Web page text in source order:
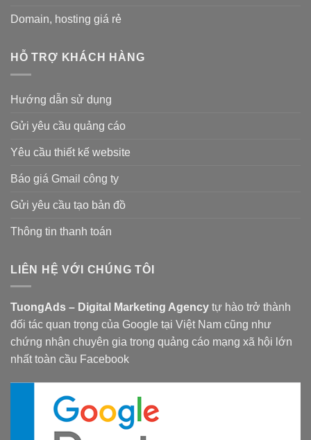
Domain, hosting giá rẻ
HỖ TRỢ KHÁCH HÀNG
Hướng dẫn sử dụng
Gửi yêu cầu quảng cáo
Yêu cầu thiết kế website
Báo giá Gmail công ty
Gửi yêu cầu tạo bản đồ
Thông tin thanh toán
LIÊN HỆ VỚI CHÚNG TÔI
TuongAds – Digital Marketing Agency tự hào trở thành
đối tác quan trọng của Google tại Việt Nam cũng như
chứng nhận chuyên gia trong quảng cáo mạng xã hội lớn
nhất toàn cầu Facebook